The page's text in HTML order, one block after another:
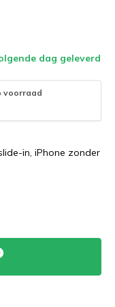
dag geleverd
voorraad
in, iPhone zonder